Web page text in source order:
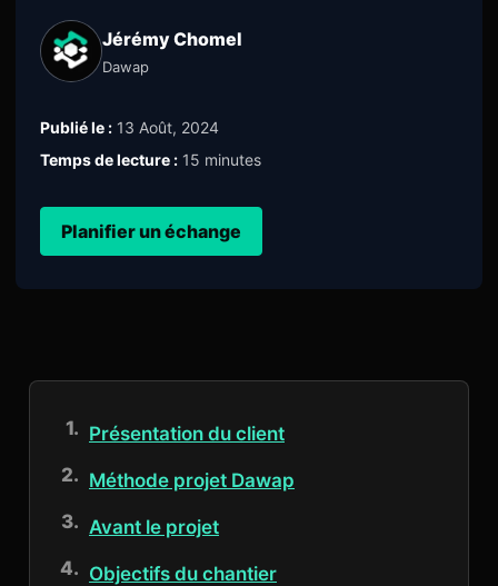
Jérémy Chomel
Dawap
Publié le : 13 Août, 2024
Temps de lecture : 15 minutes
Planifier un échange
Présentation du client
Méthode projet Dawap
Avant le projet
Objectifs du chantier